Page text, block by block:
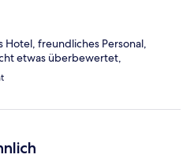
freundliches Personal,
etwas überbewertet,